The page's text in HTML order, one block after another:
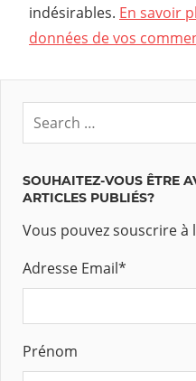
indésirables. En savoir
données de vos
SOUHAITEZ-VOUS ÊTRE
ARTICLES PUBLIÉS?
Vous pouvez souscrire à
Adresse Email*
Prénom